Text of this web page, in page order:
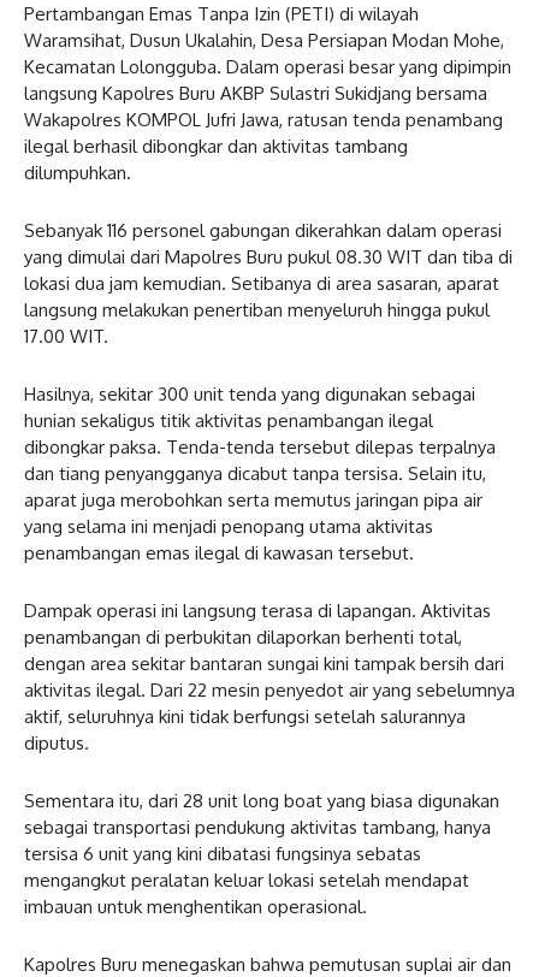
Pertambangan Emas Tanpa Izin (PETI) di wilayah
Waramsihat, Dusun Ukalahin, Desa Persiapan Modan Mohe,
Kecamatan Lolongguba. Dalam operasi besar yang dipimpin
langsung Kapolres Buru AKBP Sulastri Sukidjang bersama
Wakapolres KOMPOL Jufri Jawa, ratusan tenda penambang
ilegal berhasil dibongkar dan aktivitas tambang
dilumpuhkan.
Sebanyak 116 personel gabungan dikerahkan dalam operasi
yang dimulai dari Mapolres Buru pukul 08.30 WIT dan tiba di
lokasi dua jam kemudian. Setibanya di area sasaran, aparat
langsung melakukan penertiban menyeluruh hingga pukul
17.00 WIT.
Hasilnya, sekitar 300 unit tenda yang digunakan sebagai
hunian sekaligus titik aktivitas penambangan ilegal
dibongkar paksa. Tenda-tenda tersebut dilepas terpalnya
dan tiang penyangganya dicabut tanpa tersisa. Selain itu,
aparat juga merobohkan serta memutus jaringan pipa air
yang selama ini menjadi penopang utama aktivitas
penambangan emas ilegal di kawasan tersebut.
Dampak operasi ini langsung terasa di lapangan. Aktivitas
penambangan di perbukitan dilaporkan berhenti total,
dengan area sekitar bantaran sungai kini tampak bersih dari
aktivitas ilegal. Dari 22 mesin penyedot air yang sebelumnya
aktif, seluruhnya kini tidak berfungsi setelah salurannya
diputus.
Sementara itu, dari 28 unit long boat yang biasa digunakan
sebagai transportasi pendukung aktivitas tambang, hanya
tersisa 6 unit yang kini dibatasi fungsinya sebatas
mengangkut peralatan keluar lokasi setelah mendapat
imbauan untuk menghentikan operasional.
Kapolres Buru menegaskan bahwa pemutusan suplai air dan